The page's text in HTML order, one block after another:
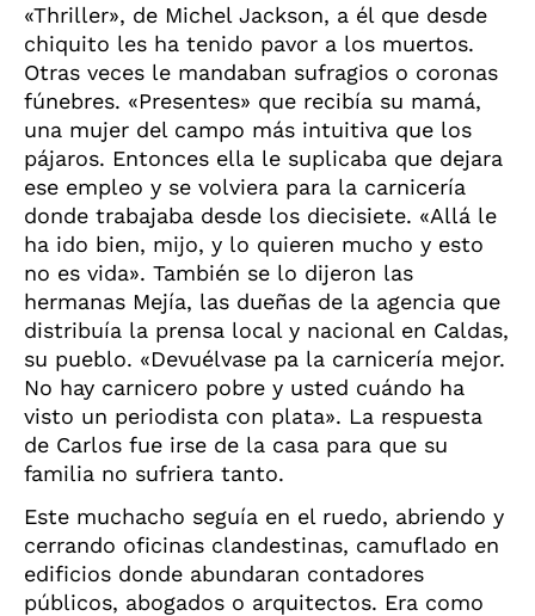
«Thriller», de Michel Jackson, a él que desde
chiquito les ha tenido pavor a los muertos.
Otras veces le mandaban sufragios o coronas
fúnebres. «Presentes» que recibía su mamá,
una mujer del campo más intuitiva que los
pájaros. Entonces ella le suplicaba que dejara
ese empleo y se volviera para la carnicería
donde trabajaba desde los diecisiete. «Allá le
ha ido bien, mijo, y lo quieren mucho y esto
no es vida». También se lo dijeron las
hermanas Mejía, las dueñas de la agencia que
distribuía la prensa local y nacional en Caldas,
su pueblo. «Devuélvase pa la carnicería mejor.
No hay carnicero pobre y usted cuándo ha
visto un periodista con plata». La respuesta
de Carlos fue irse de la casa para que su
familia no sufriera tanto.
Este muchacho seguía en el ruedo, abriendo y
cerrando oficinas clandestinas, camuflado en
edificios donde abundaran contadores
públicos, abogados o arquitectos. Era como